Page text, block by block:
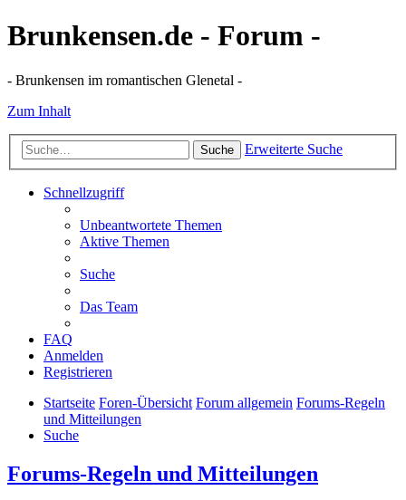
Brunkensen.de - Forum -
- Brunkensen im romantischen Glenetal -
Zum Inhalt
Suche Erweiterte Suche
Schnellzugriff
Unbeantwortete Themen
Aktive Themen
Suche
Das Team
FAQ
Anmelden
Registrieren
Startseite Foren-Übersicht Forum allgemein Forums-Regeln
und Mitteilungen
Suche
Forums-Regeln und Mitteilungen